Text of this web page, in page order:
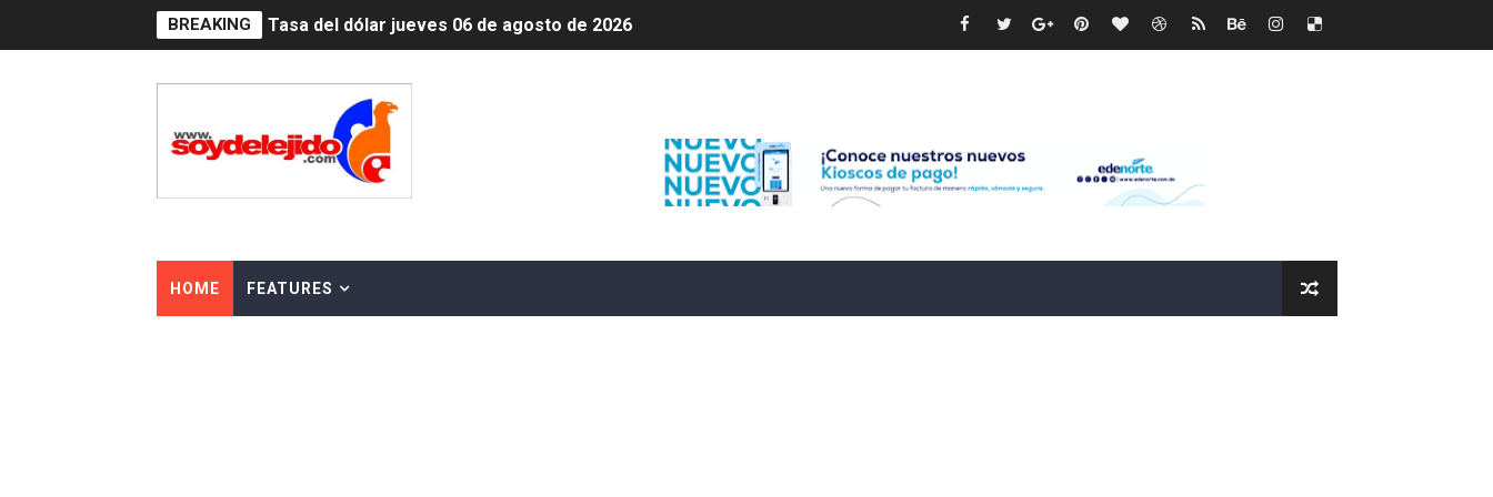
BREAKING Tasa del dólar jueves 06 de agosto de 2026
JAPY VERDEI MISS MICHELL ROSARIO
JAPY VERDEI MR. EDDY OLIVO (CONTROLANDOELEJIDO.COM)
HOME FEATURES